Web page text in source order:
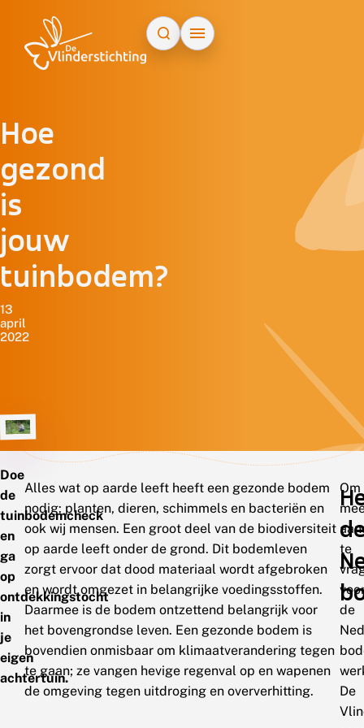
Hoe
gezond
is
jouw
tuinbodem?
13
april
2022
Doe
de
tuinbodemcheck
en
ga
op
ontdekkingstocht
in
je
eigen
achtertuin.
Alles wat op aarde leeft heeft een gezonde bodem
nodig: planten, dieren, schimmels en bacteriën en
ook wij mensen. Een groot deel van de biodiversiteit
op aarde leeft onder de grond. Dit bodemleven
zorgt ervoor dat dood materiaal wordt afgebroken
en wordt omgezet in belangrijke voedingsstoffen.
Daarmee is de bodem ontzettend belangrijk voor
het bovengrondse leven. Een gezonde bodem is
bovendien onmisbaar om klimaatverandering tegen
te gaan; ze vangen hevige regenval op en wapenen
de omgeving tegen uitdroging en oververhitting.
Om
te
de
De